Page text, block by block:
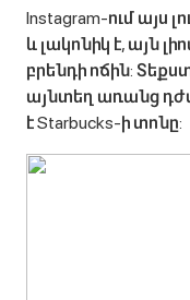
Instagram-ում
և լակոնիկ է, այն
բրենդի ոճին:
այնտեղ առանց
է Starbucks-ի տոնը: